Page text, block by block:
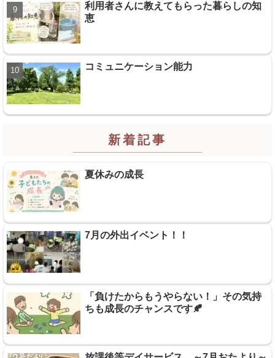
利用者さんに教えてもらった暮らしの知
恵
コミュニケーション能力
新着記事
夏休みの成長
7月の外出イベント！！
「負けたからもうやらない！」その気持
ちも成長のチャンスです🍂